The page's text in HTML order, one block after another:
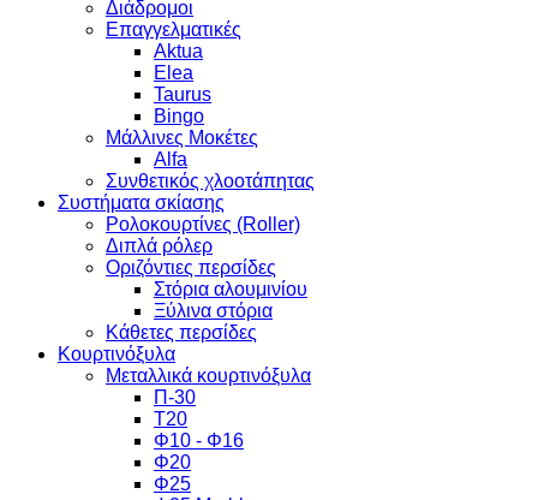
Διάδρομοι
Επαγγελματικές
Aktua
Elea
Taurus
Bingo
Μάλλινες Μοκέτες
Alfa
Συνθετικός χλοοτάπητας
Συστήματα σκίασης
Ρολοκουρτίνες (Roller)
Διπλά ρόλερ
Οριζόντιες περσίδες
Στόρια αλουμινίου
Ξύλινα στόρια
Κάθετες περσίδες
Κουρτινόξυλα
Μεταλλικά κουρτινόξυλα
Π-30
Τ20
Φ10 - Φ16
Φ20
Φ25